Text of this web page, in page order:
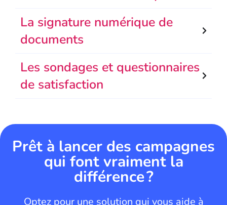
La signature numérique de
documents
Les sondages et questionnaires
de satisfaction
Prêt à lancer des campagnes
qui font vraiment la
différence ?
Optez pour une solution qui vous aide à